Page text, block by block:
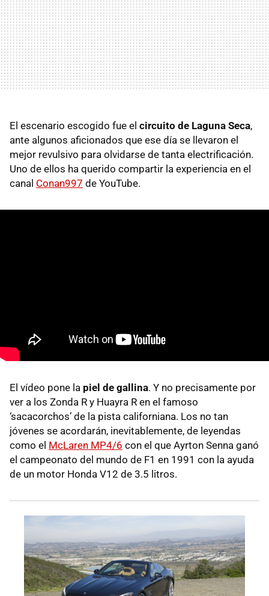
El escenario escogido fue el circuito de Laguna Seca,
ante algunos aficionados que ese día se llevaron el
mejor revulsivo para olvidarse de tanta electrificación.
Uno de ellos ha querido compartir la experiencia en el
canal Conan997 de YouTube.
El vídeo pone la piel de gallina. Y no precisamente por
ver a los Zonda R y Huayra R en el famoso
‘sacacorchos’ de la pista californiana. Los no tan
jóvenes se acordarán, inevitablemente, de leyendas
como el McLaren MP4/6 con el que Ayrton Senna ganó
el campeonato del mundo de F1 en 1991 con la ayuda
de un motor Honda V12 de 3.5 litros.